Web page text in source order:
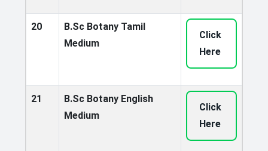
20
B.Sc Botany Tamil
Medium
Click
Here
21
B.Sc Botany English
Medium
Click
Here